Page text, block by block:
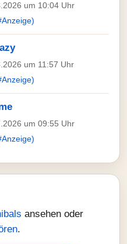
um 10:04 Uhr
um 11:57 Uhr
um 09:55 Uhr
ansehen oder
.